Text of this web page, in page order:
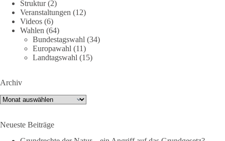
geteilt und diskutiert werden.
Folge unseren Kanälen:
Facebook:
https://www.facebook.com/groups/diebasissachsenanhalt/
Tiktok:
X:https://x.com/DieBasisLSA
Youtube:https://www.youtube.com/dieBasisSachsenAnhalt
🟩🟩🟦🟦🟥🟥🟧🟧
Struktur(2)
Veranstaltungen (12)
Videos (6)
Wahlen (64)
Bundestagswahl (34)
Europawahl (11)
Landtagswahl (15)
Archiv
Archiv
Neueste Beiträge